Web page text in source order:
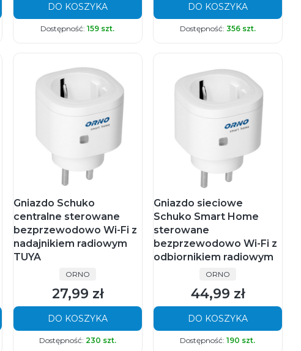
DO KOSZYKA
Dostępność:159 szt.
DO KOSZYKA
Dostępność: 356 szt.
Gniazdo Schuko
centralne sterowane
bezprzewodowo Wi-Fi z
nadajnikiem radiowym
TUYA
PRODUCENT
ORNO
Cena
27,99 zł
DO KOSZYKA
Dostępność: 230 szt.
Gniazdo sieciowe
Schuko Smart Home
sterowane
bezprzewodowo Wi-Fi z
odbiornikiem radiowym
PRODUCENT
ORNO
Cena
44,99 zł
DO KOSZYKA
Dostępność:190 szt.